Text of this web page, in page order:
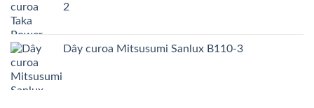
2
Dây curoa Mitsusumi Sanlux B110-3